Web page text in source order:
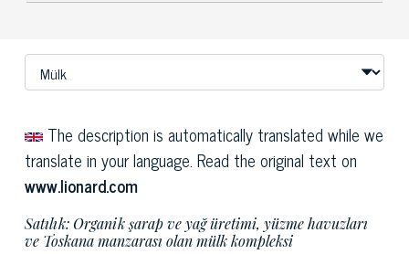
The description is automatically translated while we
translate in your language. Read the original text on
www.lionard.com
Satılık: Organik şarap ve yağ üretimi, yüzme havuzları
ve Toskana manzarası olan mülk kompleksi